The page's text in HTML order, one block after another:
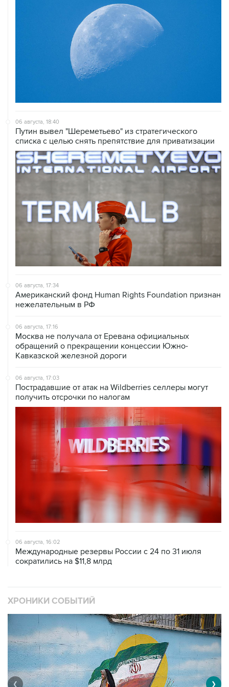
06 августа, 18:40
Путин вывел "Шереметьево" из стратегического
списка с целью снять препятствие для приватизации
06 августа, 17:34
Американский фонд Human Rights Foundation признан
нежелательным в РФ
06 августа, 17:16
Москва не получала от Еревана официальных
обращений о прекращении концессии Южно-
Кавказской железной дороги
06 августа, 17:03
Пострадавшие от атак на Wildberries селлеры могут
получить отсрочки по налогам
06 августа, 16:02
Международные резервы России с 24 по 31 июля
сократились на $11,8 млрд
ХРОНИКИ СОБЫТИЙ
❮ ❯